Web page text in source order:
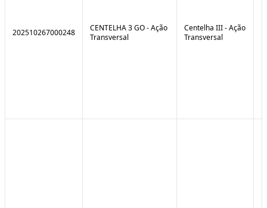
202510267000248
CENTELHA 3 GO - Ação
Transversal
Centelha III - Ação
Transversal